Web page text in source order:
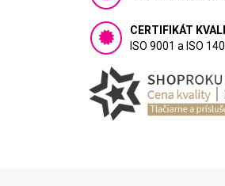
CERTIFIKÁT
ISO 9001 a ISO